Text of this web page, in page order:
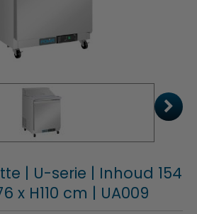
| U-serie | Inhoud 154
x H110 cm | UA009